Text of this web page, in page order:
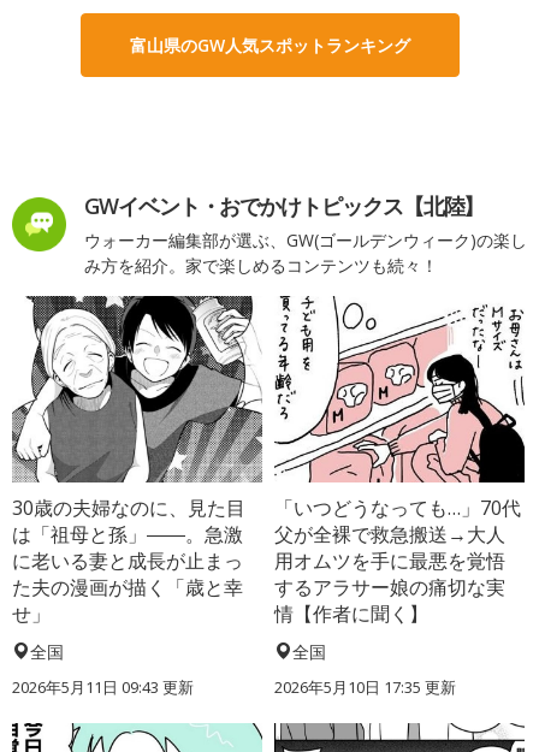
富山県のGW人気スポットランキング
GWイベント・おでかけトピックス【北陸】
ウォーカー編集部が選ぶ、GW(ゴールデンウィーク)の楽し
み方を紹介。家で楽しめるコンテンツも続々！
30歳の夫婦なのに、見た目
は「祖母と孫」――。急激
に老いる妻と成長が止まっ
た夫の漫画が描く「歳と幸
せ」
全国
2026年5月11日 09:43 更新
「いつどうなっても…」70代
父が全裸で救急搬送→大人
用オムツを手に最悪を覚悟
するアラサー娘の痛切な実
情【作者に聞く】
全国
2026年5月10日 17:35 更新